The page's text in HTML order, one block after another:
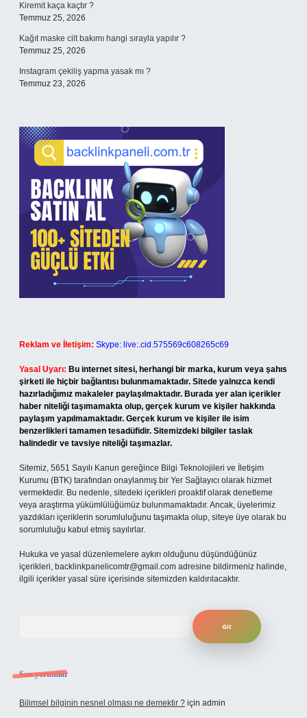
Kiremit kaça kaçtır ?
Temmuz 25, 2026
Kağıt maske cilt bakımı hangi sırayla yapılır ?
Temmuz 25, 2026
Instagram çekiliş yapma yasak mı ?
Temmuz 23, 2026
Reklam ve İletişim: Skype: live:.cid.575569c608265c69
Yasal Uyarı: Bu internet sitesi, herhangi bir marka, kurum veya şahıs
şirketi ile hiçbir bağlantısı bulunmamaktadır. Sitede yalnızca kendi
hazırladığımız makaleler paylaşılmaktadır. Burada yer alan içerikler
haber niteliği taşımamakta olup, gerçek kurum ve kişiler hakkında
paylaşım yapılmamaktadır. Gerçek kurum ve kişiler ile isim
benzerlikleri tamamen tesadüfidir. Sitemizdeki bilgiler taslak
halindedir ve tavsiye niteliği taşımazlar.
Sitemiz, 5651 Sayılı Kanun gereğince Bilgi Teknolojileri ve İletişim
Kurumu (BTK) tarafından onaylanmış bir Yer Sağlayıcı olarak hizmet
vermektedir. Bu nedenle, sitedeki içerikleri proaktif olarak denetleme
veya araştırma yükümlülüğümüz bulunmamaktadır. Ancak, üyelerimiz
yazdıkları içeriklerin sorumluluğunu taşımakta olup, siteye üye olarak bu
sorumluluğu kabul etmiş sayılırlar.
Hukuka ve yasal düzenlemelere aykırı olduğunu düşündüğünüz
içerikleri, backlinkpanelicomtr@gmail.com adresine bildirmeniz halinde,
ilgili içerikler yasal süre içerisinde sitemizden kaldırılacaktır.
Son yorumlar
Bilimsel bilginin nesnel olması ne demektir ? için admin